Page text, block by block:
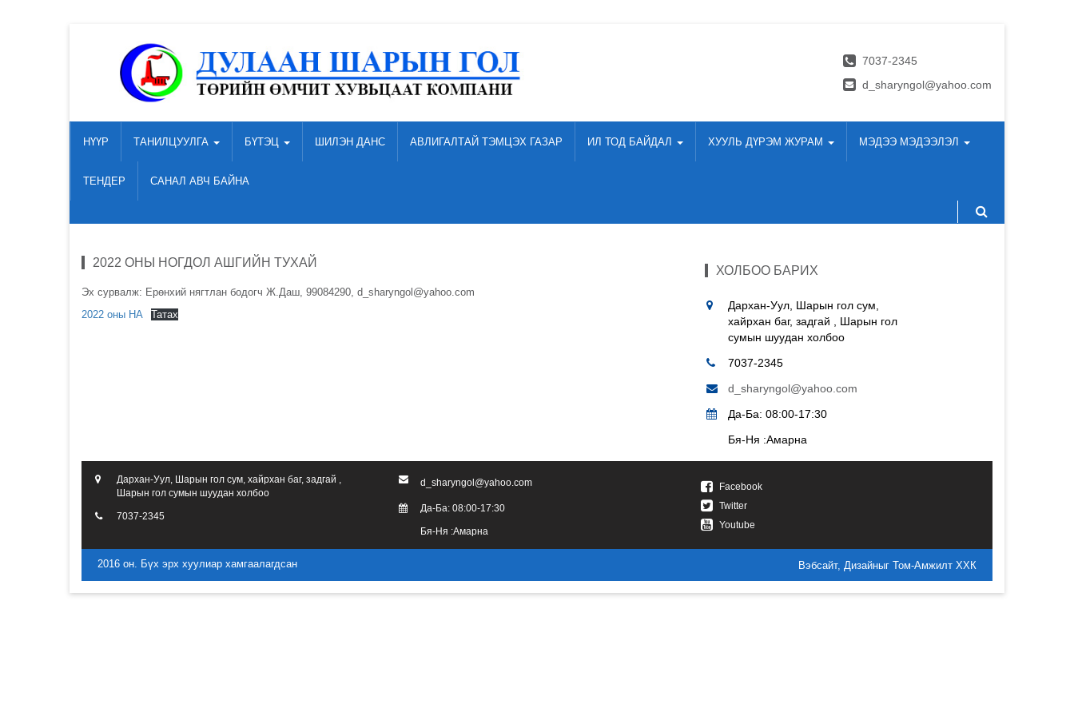
7037-2345
d_sharyngol@yahoo.com
НҮҮР ТАНИЛЦУУЛГА БҮТЭЦ ШИЛЭН ДАНС АВЛИГАЛТАЙ ТЭМЦЭХ ГАЗАР ИЛ ТОД БАЙДАЛ ХУУЛЬ ДҮРЭМ ЖУРАМ МЭДЭЭ МЭДЭЭЛЭЛ
ТЕНДЕР САНАЛ АВЧ БАЙНА
2022 ОНЫ НОГДОЛ АШГИЙН ТУХАЙ
Эх сурвалж: Ерөнхий нягтлан бодогч Ж.Даш, 99084290, d_sharyngol@yahoo.com
2022 оны НА
Татах
ХОЛБОО БАРИХ
Дархан-Уул, Шарын гол сум,
хайрхан баг, задгай , Шарын гол
сумын шуудан холбоо
7037-2345
d_sharyngol@yahoo.com
Да-Ба: 08:00-17:30
Бя-Ня :Амарна
Дархан-Уул, Шарын гол сум, хайрхан баг, задгай ,
Шарын гол сумын шуудан холбоо
7037-2345
d_sharyngol@yahoo.com
Да-Ба: 08:00-17:30
Бя-Ня :Амарна
Facebook
Twitter
Youtube
2016 он. Бүх эрх хуулиар хамгаалагдсан Вэбсайт, Дизайныг Том-Амжилт ХХК